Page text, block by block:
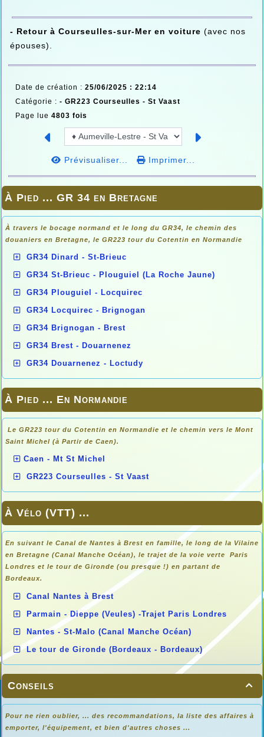
À Pied ... GR 34 en Bretagne
À travers le bocage normand et le long du GR34, le chemin des
douaniers en Bretagne, le GR223 tour du Cotentin en Normandie
GR34 Dinard - St-Brieuc
GR34 St-Brieuc - Plouguiel (La Roche Jaune)
GR34 Plouguiel - Locquirec
GR34 Locquirec - Brignogan
GR34 Brignogan - Brest
GR34 Brest - Douarnenez
GR34 Douarnenez - Loctudy
À Pied ... En Normandie
Le GR223 tour du Cotentin en Normandie et le chemin vers le Mont
Saint Michel (à Partir de Caen).
Caen - Mt St Michel
GR223 Courseulles - St Vaast
À Vélo (VTT) ...
En suivant le Canal de Nantes à Brest en famille, le long de la Vilaine
en Bretagne (Canal Manche Océan), le trajet de la voie verte Paris
Londres et le tour de Gironde (ou presque !) en partant de
Bordeaux.
Canal Nantes à Brest
Parmain - Dieppe (Veules) -Trajet Paris Londres
Nantes - St-Malo (Canal Manche Océan)
Le tour de Gironde (Bordeaux - Bordeaux)

Conseils
Pour ne rien oublier, ... des recommandations, la liste des affaires à
emporter, l'équipement, et bien d'autres choses ...
- Retour à Courseulles-sur-Mer en voiture (avec nos
épouses).
Date de création : 25/06/2025 : 22:14
Catégorie : - GR223 Courseulles - St Vaast
Page lue 4803 fois
Prévisualiser... Imprimer...